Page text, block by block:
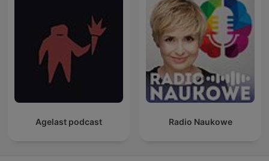
Agelast podcast Radio Naukowe